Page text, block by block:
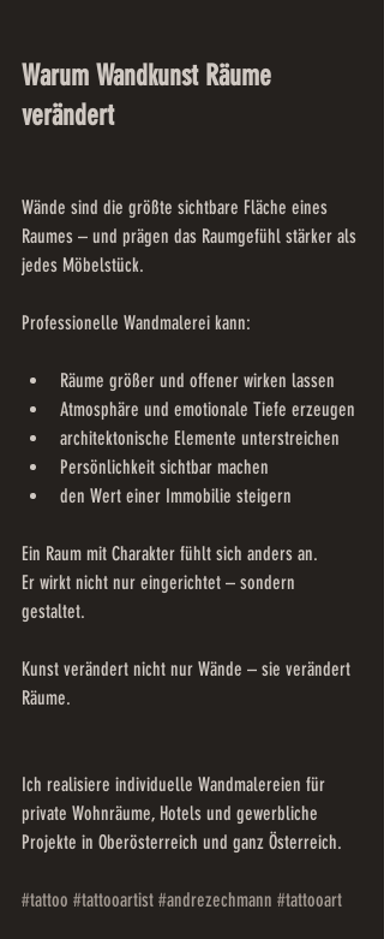
Warum Wandkunst Räume
verändert
Wände sind die größte sichtbare Fläche eines
Raumes – und prägen das Raumgefühl stärker als
jedes Möbelstück.
Professionelle Wandmalerei kann:
Räume größer und offener wirken lassen
Atmosphäre und emotionale Tiefe erzeugen
architektonische Elemente unterstreichen
Persönlichkeit sichtbar machen
den Wert einer Immobilie steigern
Ein Raum mit Charakter fühlt sich anders an.
Er wirkt nicht nur eingerichtet – sondern
gestaltet.
Kunst verändert nicht nur Wände – sie verändert
Räume.
Ich realisiere individuelle Wandmalereien für
private Wohnräume, Hotels und gewerbliche
Projekte in Oberösterreich und ganz Österreich.
#tattoo #tattooartist #andrezechmann #tattooart